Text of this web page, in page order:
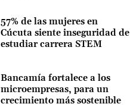
57% de las mujeres en
Cúcuta siente inseguridad de
estudiar carrera STEM
Bancamía fortalece a los
microempresas, para un
crecimiento más sostenible